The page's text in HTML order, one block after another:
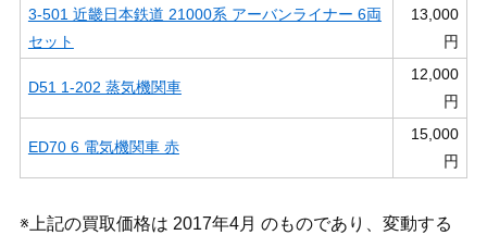
3-501 近畿日本鉄道 21000系 アーバンライナー 6両
セット
13,000
円
D51 1-202 蒸気機関車
12,000
円
ED70 6 電気機関車 赤
15,000
円
※上記の買取価格は 2017年4月 のものであり、変動する